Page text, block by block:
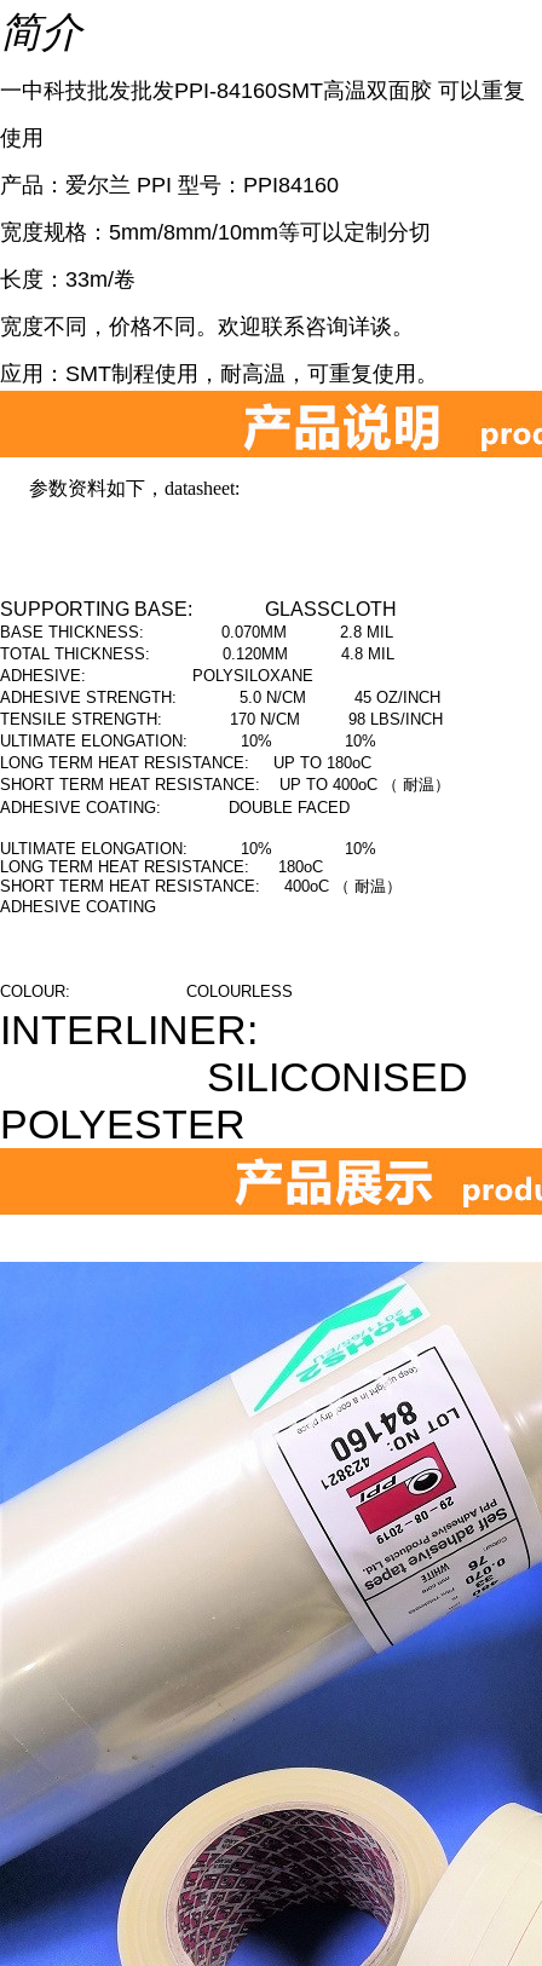
简介
一中科技批发批发PPI-84160SMT高温双面胶 可以重复
使用
产品：爱尔兰 PPI 型号：PPI84160
宽度规格：5mm/8mm/10mm等可以定制分切
长度：33m/卷
宽度不同，价格不同。欢迎联系咨询详谈。
应用：SMT制程使用，耐高温，可重复使用。
参数资料如下，datasheet:
SUPPORTING BASE: GLASSCLOTH
BASE THICKNESS: 0.070MM 2.8 MIL
TOTAL THICKNESS: 0.120MM 4.8 MIL
ADHESIVE: POLYSILOXANE
ADHESIVE STRENGTH: 5.0 N/CM 45 OZ/INCH
TENSILE STRENGTH: 170 N/CM 98 LBS/INCH
ULTIMATE ELONGATION: 10% 10%
LONG TERM HEAT RESISTANCE: UP TO 180oC
SHORT TERM HEAT RESISTANCE: UP TO 400oC
（ 耐温）
ADHESIVE COATING: DOUBLE FACED
ULTIMATE ELONGATION: 10% 10%
LONG TERM HEAT RESISTANCE: 180oC
SHORT TERM HEAT RESISTANCE: 400oC
（ 耐温）
ADHESIVE COATING
COLOUR: COLOURLESS
INTERLINER:
SILICONISED
POLYESTER